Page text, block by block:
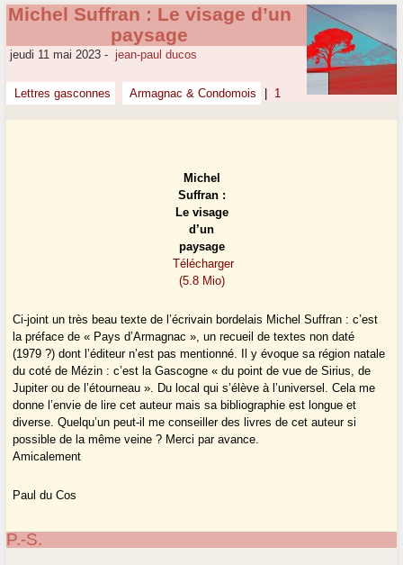
Michel Suffran : Le visage d’un
paysage
jeudi 11 mai 2023 - jean-paul ducos
Lettres gasconnes Armagnac & Condomois 1
Michel
Suffran :
Le visage
d’un
paysage
Télécharger
(5.8 Mio)
Ci-joint un très beau texte de l’écrivain bordelais Michel Suffran : c’est
la préface de « Pays d’Armagnac », un recueil de textes non daté
(1979 ?) dont l’éditeur n’est pas mentionné. Il y évoque sa région natale
du coté de Mézin : c’est la Gascogne « du point de vue de Sirius, de
Jupiter ou de l’étourneau ». Du local qui s’élève à l’universel. Cela me
donne l’envie de lire cet auteur mais sa bibliographie est longue et
diverse. Quelqu’un peut-il me conseiller des livres de cet auteur si
possible de la même veine ? Merci par avance.
Amicalement
Paul du Cos
P.-S.